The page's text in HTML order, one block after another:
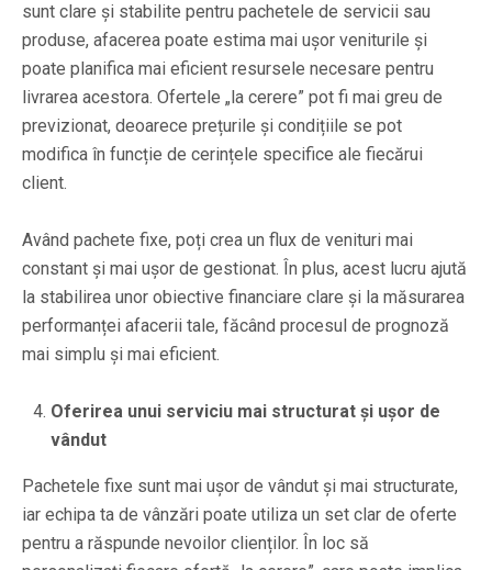
sunt clare și stabilite pentru pachetele de servicii sau
produse, afacerea poate estima mai ușor veniturile și
poate planifica mai eficient resursele necesare pentru
livrarea acestora. Ofertele „la cerere” pot fi mai greu de
previzionat, deoarece prețurile și condițiile se pot
modifica în funcție de cerințele specifice ale fiecărui
client.
Având pachete fixe, poți crea un flux de venituri mai
constant și mai ușor de gestionat. În plus, acest lucru ajută
la stabilirea unor obiective financiare clare și la măsurarea
performanței afacerii tale, făcând procesul de prognoză
mai simplu și mai eficient.
Oferirea unui serviciu mai structurat și ușor de
vândut
Pachetele fixe sunt mai ușor de vândut și mai structurate,
iar echipa ta de vânzări poate utiliza un set clar de oferte
pentru a răspunde nevoilor clienților. În loc să